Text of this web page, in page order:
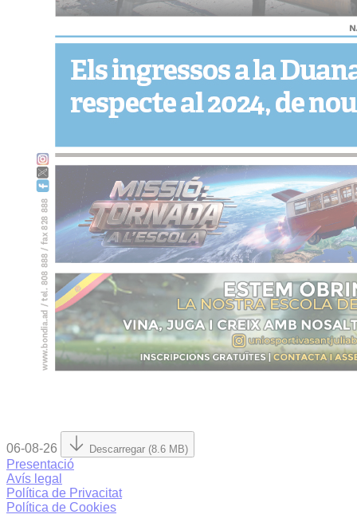
06-08-26 Descarregar (8.6 MB)
Presentació
Avís legal
Política de Privacitat
Política de Cookies